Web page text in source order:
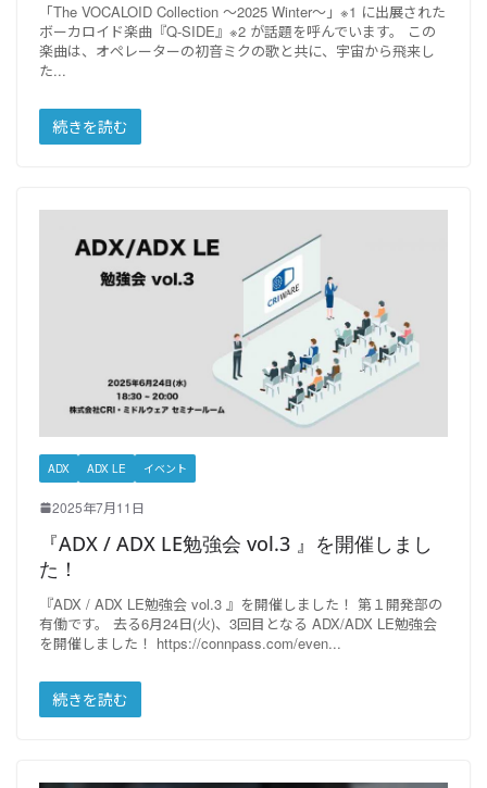
「The VOCALOID Collection ～2025 Winter～」※1 に出展された
ボーカロイド楽曲『Q-SIDE』※2 が話題を呼んでいます。 この
楽曲は、オペレーターの初音ミクの歌と共に、宇宙から飛来し
た
続きを読む
ADX ADX LE イベント
2025年7月11日
『ADX / ADX LE勉強会 vol.3 』を開催しまし
た！
『ADX / ADX LE勉強会 vol.3 』を開催しました！ 第１開発部の
有働です。 去る6月24日(火)、3回目となる ADX/ADX LE勉強会
を開催しました！ https://connpass.com/even
続きを読む